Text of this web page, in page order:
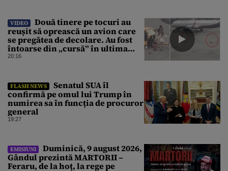
VIDEO
Două tinere pe tocuri au
reușit să oprească un avion care
se pregătea de decolare. Au fost
întoarse din „cursă” în ultima
clipă. Imaginile au devenit virale
20:16
FLASH NEWS
Senatul SUA îl
confirmă pe omul lui Trump în
numirea sa în funcția de procuror
general
19:27
EMISIUNI
Duminică, 9 august 2026,
Gândul prezintă MARTORII –
Feraru, de la hoț, la rege pe